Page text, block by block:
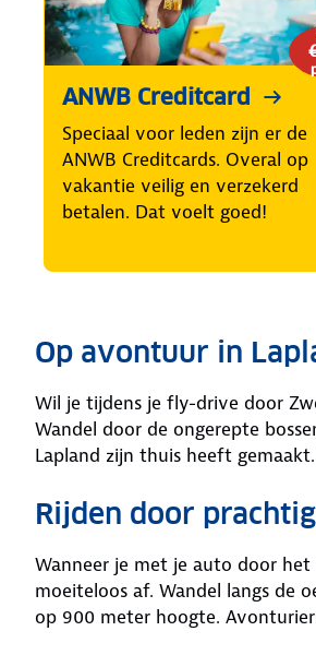
ANWB Creditcard
Speciaal voor leden zijn er de
ANWB Creditcards. Overal op
vakantie veilig en verzekerd
betalen. Dat voelt goed!
Op avontuur in
Wil je tijdens je fly-drive door
Wandel door de ongerepte
Lapland zijn thuis heeft
Rijden door
Wanneer je met je auto door
moeiteloos af. Wandel langs de
op 900 meter hoogte.